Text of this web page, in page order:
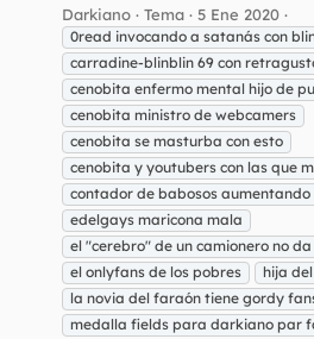
Darkiano Tema 5 Ene 2020
0read invocando a satanás con
carradine-blinblin 69 con
cenobita enfermo mental hijo de
cenobita ministro de webcamers
cenobita se masturba con esto
cenobita y youtubers con las que
contador de babosos
edelgays maricona mala
el "cerebro" de un camionero no
el onlyfans de los pobres
hija
la novia del faraón tiene gordy
medalla fields para darkiano par